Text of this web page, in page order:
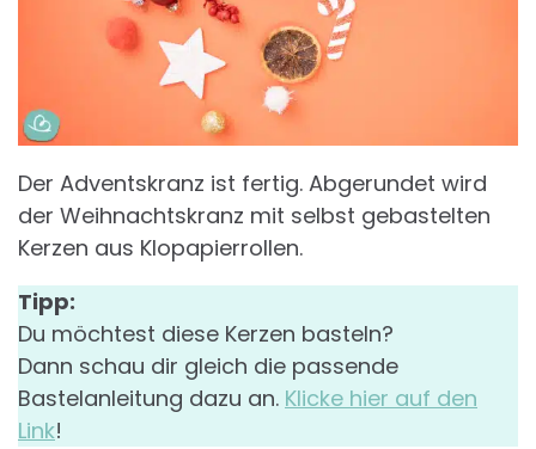
Der Adventskranz ist fertig. Abgerundet wird
der Weihnachtskranz mit selbst gebastelten
Kerzen aus Klopapierrollen.
Tipp:
Du möchtest diese Kerzen basteln?
Dann schau dir gleich die passende
Bastelanleitung dazu an. Klicke hier auf den
Link!